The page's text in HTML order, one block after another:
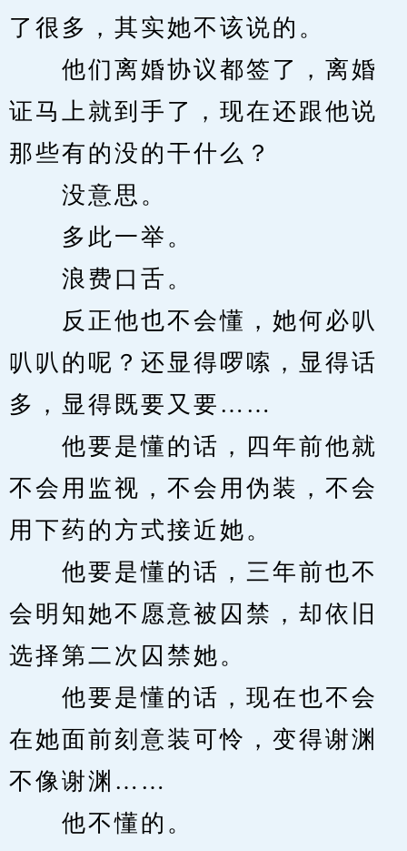
了很多，其实她不该说的。
他们离婚协议都签了，离婚
证马上就到手了，现在还跟他说
那些有的没的干什么？
没意思。
多此一举。
浪费口舌。
反正他也不会懂，她何必叭
叭叭的呢？还显得啰嗦，显得话
多，显得既要又要……
他要是懂的话，四年前他就
不会用监视，不会用伪装，不会
用下药的方式接近她。
他要是懂的话，三年前也不
会明知她不愿意被囚禁，却依旧
选择第二次囚禁她。
他要是懂的话，现在也不会
在她面前刻意装可怜，变得谢渊
不像谢渊……
他不懂的。